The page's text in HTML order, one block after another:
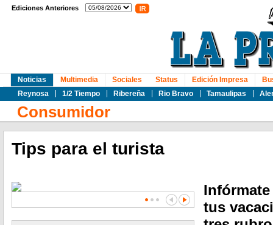
Ediciones Anteriores
Noticias
Reynosa
1/2 Tiempo Ribereña Rio Bravo Tamaulipas
Multimedia Sociales Status Edición Impresa
Consumidor
Tips para el turista
tus